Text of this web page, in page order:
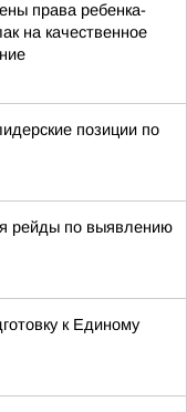
права ребенка-
на качественное
позиции по
рейды по выявлению
к Единому